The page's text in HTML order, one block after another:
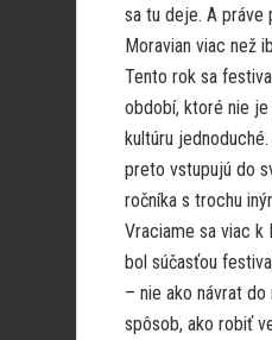
sa tu deje. A práve
Moravian viac než
Tento rok sa
období, ktoré nie
kultúru
preto vstupujú do
ročníka s trochu
Vraciame sa viac k
bol súčasťou
– nie ako návrat do
spôsob, ako robiť